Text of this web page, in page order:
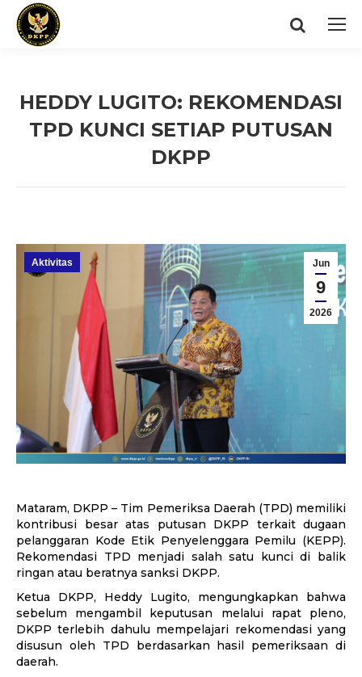
Search:
HEDDY LUGITO: REKOMENDASI
TPD KUNCI SETIAP PUTUSAN
DKPP
Jun
9
2026
Aktivitas
Mataram, DKPP – Tim Pemeriksa Daerah (TPD) memiliki
kontribusi besar atas putusan DKPP terkait dugaan
pelanggaran Kode Etik Penyelenggara Pemilu (KEPP).
Rekomendasi TPD menjadi salah satu kunci di balik
ringan atau beratnya sanksi DKPP.
Ketua DKPP, Heddy Lugito, mengungkapkan bahwa
sebelum mengambil keputusan melalui rapat pleno,
DKPP terlebih dahulu mempelajari rekomendasi yang
disusun oleh TPD berdasarkan hasil pemeriksaan di
daerah.